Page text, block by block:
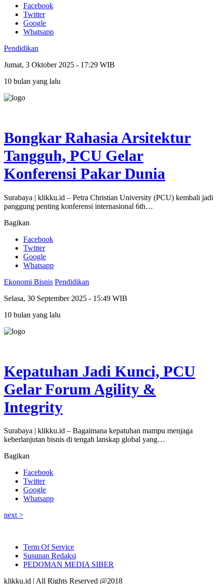
Facebook
Twitter
Google
Whatsapp
Pendidikan
Jumat, 3 Oktober 2025 - 17:29 WIB
10 bulan yang lalu
Bongkar Rahasia Arsitektur
Tangguh, PCU Gelar
Konferensi Pakar Dunia
Surabaya | klikku.id – Petra Christian University (PCU) kembali jadi
panggung penting konferensi internasional 6th…
Bagikan
Facebook
Twitter
Google
Whatsapp
Ekonomi Bisnis Pendidikan
Selasa, 30 September 2025 - 15:49 WIB
10 bulan yang lalu
Kepatuhan Jadi Kunci, PCU
Gelar Forum Agility &
Integrity
Surabaya | klikku.id – Bagaimana kepatuhan mampu menjaga
keberlanjutan bisnis di tengah lanskap global yang…
Bagikan
Facebook
Twitter
Google
Whatsapp
next >
Term Of Service
Susunan Redaksi
PEDOMAN MEDIA SIBER
klikku.id | All Rights Reserved @2018